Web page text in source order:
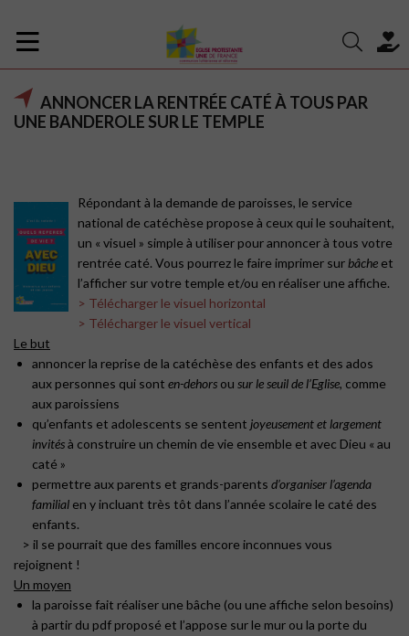
ANNONCER LA RENTRÉE CATÉ À TOUS PAR
UNE BANDEROLE SUR LE TEMPLE
Répondant à la demande de paroisses, le service
national de catéchèse propose à ceux qui le souhaitent,
un « visuel » simple à utiliser pour annoncer à tous votre
rentrée caté. Vous pourrez le faire imprimer surbâche et
l’afficher sur votre temple et/ou en réaliser une affiche.
> Télécharger le visuel horizontal
> Télécharger le visuel vertical
Le but
annoncer la reprise de la catéchèse des enfants et des ados
aux personnes qui sont en-dehors ou sur le seuil de l’Eglise, comme
aux paroissiens
qu’enfants et adolescents se sentent joyeusement et largement
invitésà construire un chemin de vie ensemble et avec Dieu « au
caté »
permettre aux parents et grands-parents d’organiser l’agenda
familial en y incluant très tôt dans l’année scolaire le caté des
enfants.
> il se pourrait que des familles encore inconnues vous
rejoignent !
Un moyen
la paroisse fait réaliser une bâche (ou une affiche selon besoins)
à partir du pdf proposé et l’appose sur le mur ou la porte du